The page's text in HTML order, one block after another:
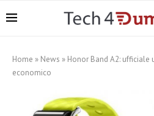
Home » News » Honor Band A2: ufficiale
economico